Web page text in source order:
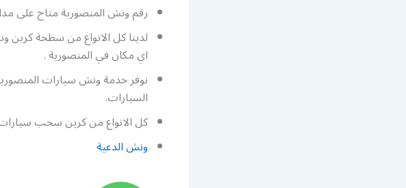
رقم ونش المنصورية متاح على
لدينا كل الانواع من سطحة
اي مكان في المنصورية .
نوفر خدمة ونش سيارات
السيارات.
كل الانواع من كرين سحب
ونش الدعية